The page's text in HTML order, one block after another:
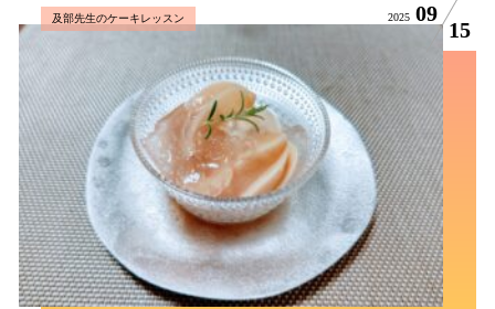
及部先生のケーキレッスン 2025 09
15